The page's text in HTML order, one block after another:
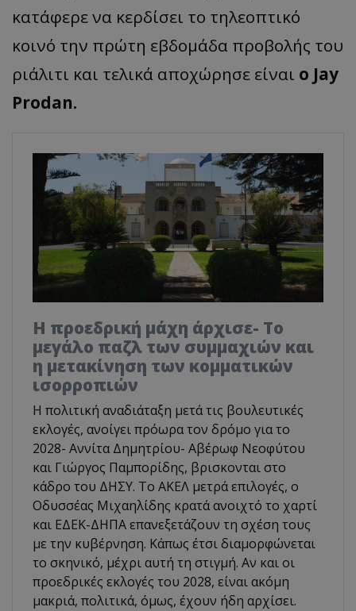
κατάφερε να κερδίσει το τηλεοπτικό
κοινό την πρώτη εβδομάδα προβολής του
ριάλιτι και τελικά αποχώρησε είναι ο Jay
Prodan.
Η προεδρική μάχη άρχισε- Το
μεγάλο παζλ των συμμαχιών και
η μετακίνηση των κομματικών
ισορροπιών
Η πολιτική αναδιάταξη μετά τις βουλευτικές
εκλογές, ανοίγει πρόωρα τον δρόμο για το
2028- Αννίτα Δημητρίου- Αβέρωφ Νεοφύτου
και Γιώργος Παμπορίδης, βρισκονται στο
κάδρο του ΔΗΣΥ. Το ΑΚΕΛ μετρά επιλογές, ο
Οδυσσέας Μιχαηλίδης κρατά ανοιχτό το χαρτί
και ΕΔΕΚ-ΔΗΠΑ επανεξετάζουν τη σχέση τους
με την κυβέρνηση. Κάπως έτσι διαμορφώνεται
το σκηνικό, μέχρι αυτή τη στιγμή. Αν και οι
προεδρικές εκλογές του 2028, είναι ακόμη
μακριά, πολιτικά, όμως, έχουν ήδη αρχίσει.